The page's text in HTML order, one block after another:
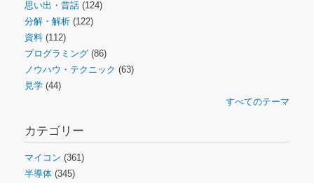
思い出・昔話 (124)
分解・解析 (122)
資料 (112)
プログラミング (86)
ノウハウ・テクニック (63)
見学 (44)
すべてのテーマ
カテゴリー
マイコン (361)
半導体 (345)